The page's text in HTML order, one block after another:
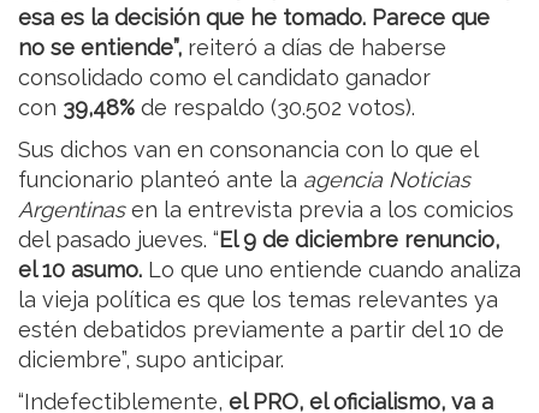
esa es la decisión que he tomado. Parece que
no se entiende”, reiteró a días de haberse
consolidado como el candidato ganador
con 39,48% de respaldo (30.502 votos).
Sus dichos van en consonancia con lo que el
funcionario planteó ante la agencia Noticias
Argentinasen la entrevista previa a los comicios
del pasado jueves. “El 9 de diciembre renuncio,
el 10 asumo. Lo que uno entiende cuando analiza
la vieja política es que los temas relevantes ya
estén debatidos previamente a partir del 10 de
diciembre”, supo anticipar.
“Indefectiblemente, el PRO, el oficialismo, va a